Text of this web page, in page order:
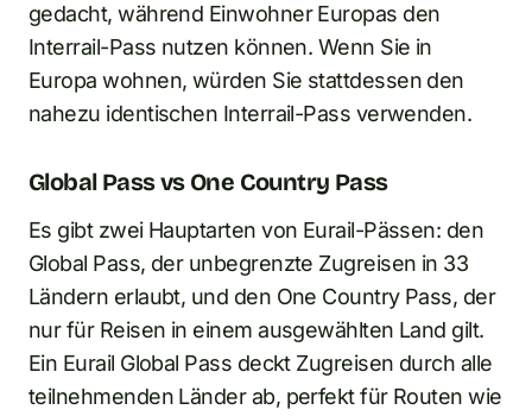
gedacht, während Einwohner Europas den
Interrail-Pass nutzen können. Wenn Sie in
Europa wohnen, würden Sie stattdessen den
nahezu identischen Interrail-Pass verwenden.
Global Pass vs One Country Pass
Es gibt zwei Hauptarten von Eurail-Pässen: den
Global Pass, der unbegrenzte Zugreisen in 33
Ländern erlaubt, und den One Country Pass, der
nur für Reisen in einem ausgewählten Land gilt.
Ein Eurail Global Pass deckt Zugreisen durch alle
teilnehmenden Länder ab, perfekt für Routen wie